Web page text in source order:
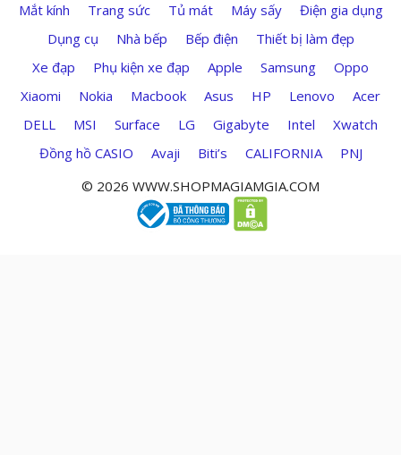
Mắt kính
Trang sức Tủ mát Máy sấy
Điện gia dụng
Dụng cụ
Nhà bếp Bếp điện
Thiết bị làm đẹp
Xe đạp
Phụ kiện xe đạp Apple Samsung
Oppo
Xiaomi
Nokia Macbook Asus HP Lenovo
Acer
DELL
MSI Surface LG Gigabyte Intel
Xwatch
Đồng hồ CASIO
Avaji Biti’s CALIFORNIA
PNJ
© 2026 WWW.SHOPMAGIAMGIA.COM